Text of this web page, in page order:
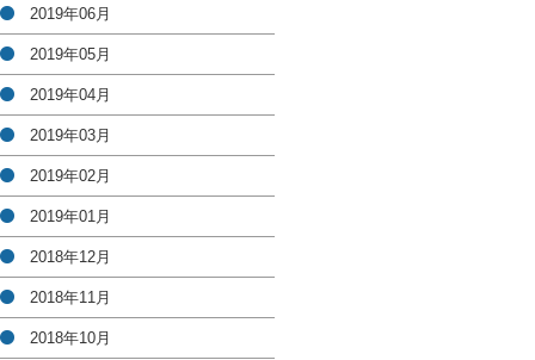
2019年06月
2019年05月
2019年04月
2019年03月
2019年02月
2019年01月
2018年12月
2018年11月
2018年10月